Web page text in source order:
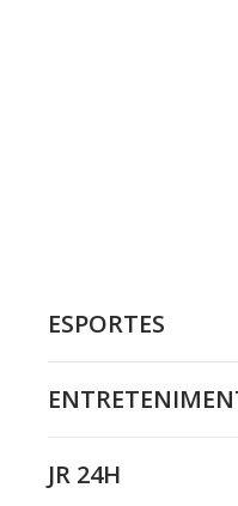
ESPORTES
JR 24H